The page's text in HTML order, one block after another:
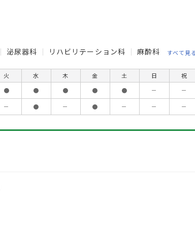
泌尿器科 リハビリテーション科 麻酔科 すべて見る
火 水 木 金 土 日
祝
● ● ● ● ● －
－
－ ● － ● － － －